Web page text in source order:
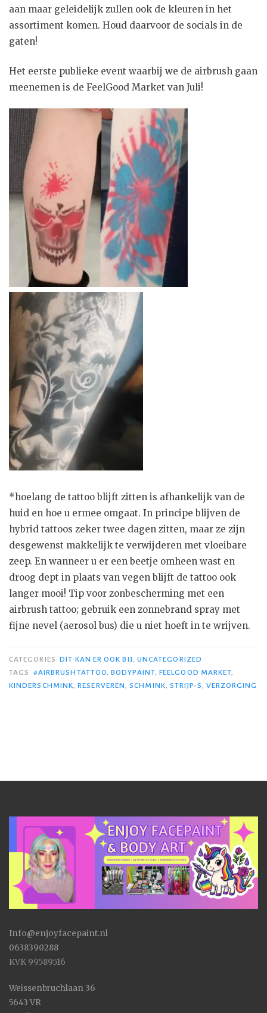
aan maar geleidelijk zullen ook de kleuren in het
assortiment komen. Houd daarvoor de socials in de
gaten!
Het eerste publieke event waarbij we de airbrush gaan
meenemen is de FeelGood Market van Juli!
*hoelang de tattoo blijft zitten is afhankelijk van de
huid en hoe u ermee omgaat. In principe blijven de
hybrid tattoos zeker twee dagen zitten, maar ze zijn
desgewenst makkelijk te verwijderen met vloeibare
zeep. En wanneer u er een beetje omheen wast en
droog dept in plaats van vegen blijft de tattoo ook
langer mooi! Tip voor zonbescherming met een
airbrush tattoo; gebruik een zonnebrand spray met
fijne nevel (aerosol bus) die u niet hoeft in te wrijven.
CATEGORIES DIT KAN ER OOK BIJ, UNCATEGORIZED
TAGS
#AIRBRUSHTATTOO,BODYPAINT,FEELGOOD MARKET,
KINDERSCHMINK,RESERVEREN,SCHMINK, STRIJP-S, VERZORGING
Info@enjoyfacepaint.nl
0638390288
KVK 99589516
Weissenbruchlaan 36
5643 VR